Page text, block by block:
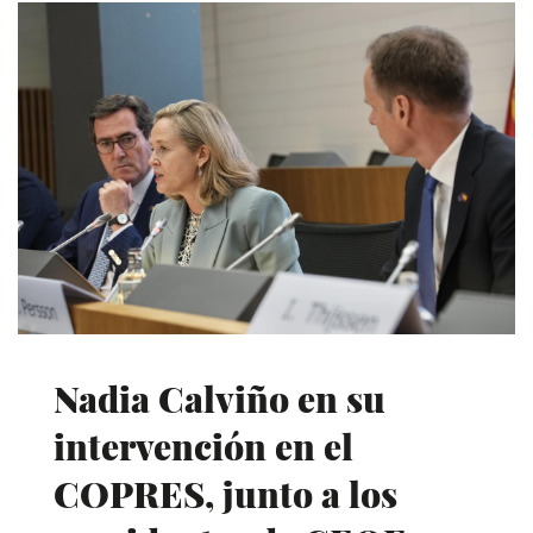
Nadia Calviño en su
intervención en el
COPRES, junto a los